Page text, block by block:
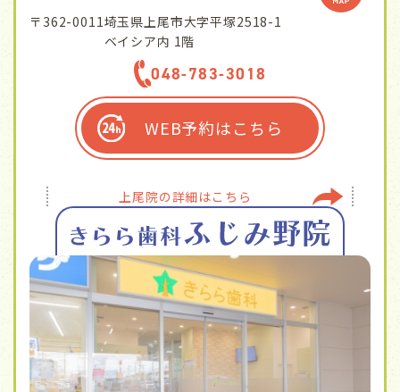
〒362-0011埼玉県上尾市大字平塚2518-1
ベイシア内 1階
048-783-3018
WEB予約はこちら
上尾院の詳細はこちら